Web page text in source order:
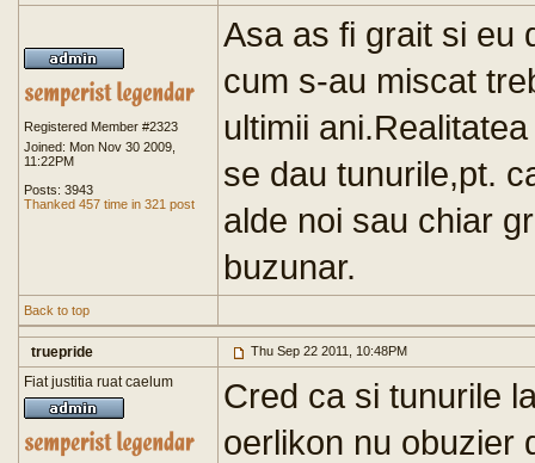
Registered Member #2323
Joined: Mon Nov 30 2009,
11:22PM
Posts: 3943
Thanked 457 time in 321 post
Asa as fi grait si eu
cum s-au miscat
ultimii
se dau tunurile,pt.
alde noi sau chiar
buzunar.
Back to top
truepride Thu Sep 22 2011, 10:48PM
Fiat justitia ruat caelum
Cred ca si tunurile
oerlikon nu obuzier